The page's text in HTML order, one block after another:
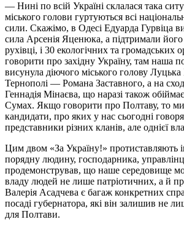
— Нині по всій Україні склалася така
міського голови гуртуються всі
сили. Скажімо, в Одесі Едуарда Гурвіца
сила Арсенія Яценюка, а підтримали його
рухівці, і 30 екологічних та громадських
говорити про західну Україну, там наша
висунула діючого міського голову
Тернополі — Романа Заставного, а на
Геннадія Мінаєва, що наразі також
Сумах. Якщо говорити про Полтаву, то
кандидати, про яких у нас сьогодні
представники різних кланів, але однієї
Цим двом «За Україну!» протиставляють
порядну людину, господарника,
продемонстрував, що наше середовище
владу людей не лише патріотичних, а й
Валерія Асадчева є багаж конкретних
посаді губернатора, які він залишив не
для Полтави.